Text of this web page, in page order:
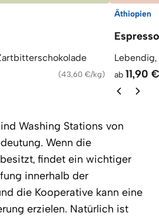
(43,60 €/kg)
Äthiopien
Lebendig,
ab 11,90 €
Washing Stations von
Wenn die
findet ein wichtiger
innerhalb der
die Kooperative kann eine
erzielen. Natürlich ist